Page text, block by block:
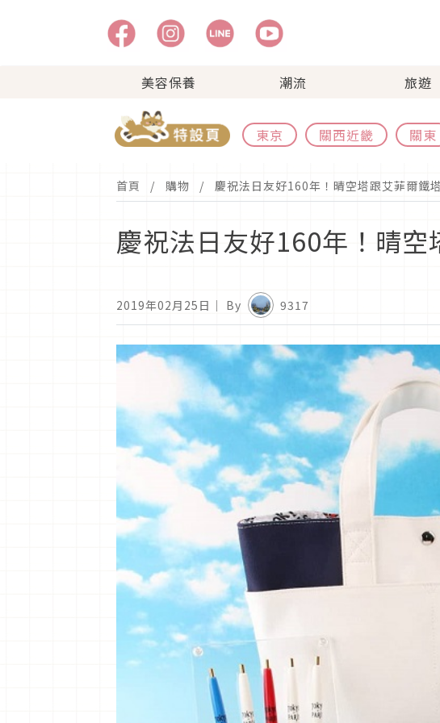
美容保養 潮流 旅遊
東京 關西近畿 關東
首頁 購物 慶祝法日友好160年！晴空塔跟艾菲爾鐵
慶祝法日友好160年！晴
2019年02月25日 ｜ By 9317